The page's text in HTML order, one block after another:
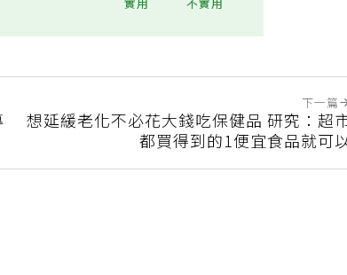
下一篇
想延緩老化不必花大錢吃保健品 研究：超市
都買得到的1便宜食品就可